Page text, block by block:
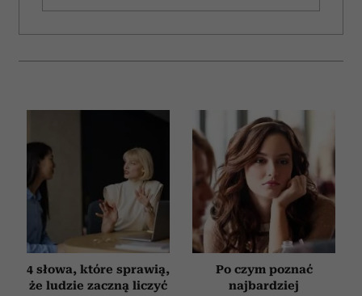
4 słowa, które sprawią,
że ludzie zaczną liczyć
Po czym poznać
najbardziej